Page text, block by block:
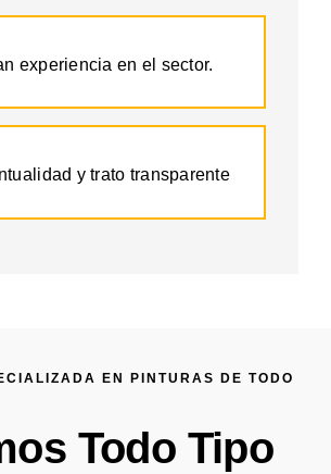
experiencia en el sector.
y trato transparente
EN PINTURAS DE TODO
Todo Tipo